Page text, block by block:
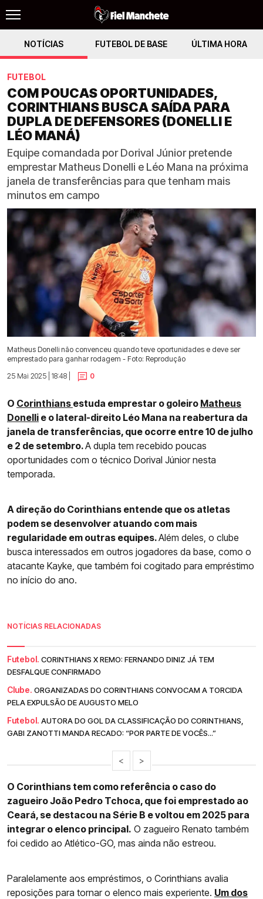
NOTÍCIAS FUTEBOL DE BASE ÚLTIMA HORA
FUTEBOL
COM POUCAS OPORTUNIDADES,
CORINTHIANS BUSCA SAÍDA PARA
DUPLA DE DEFENSORES (DONELLI E
LÉO MANÁ)
Equipe comandada por Dorival Júnior pretende
emprestar Matheus Donelli e Léo Mana na próxima
janela de transferências para que tenham mais
minutos em campo
Matheus Donelli não convenceu quando teve oportunidades e deve ser
emprestado para ganhar rodagem - Foto: Reprodução
25 Mai 2025 | 18:48 |
0
O Corinthians estuda emprestar o goleiro Matheus
Donelli e o lateral-direito Léo Mana na reabertura da
janela de transferências, que ocorre entre 10 de julho
e 2 de setembro.A dupla tem recebido poucas
oportunidades com o técnico Dorival Júnior nesta
temporada.
A direção do Corinthians entende que os atletas
podem se desenvolver atuando com mais
regularidade em outras equipes.Além deles, o clube
busca interessados em outros jogadores da base, como o
atacante Kayke, que também foi cogitado para empréstimo
no início do ano.
NOTÍCIAS RELACIONADAS
Futebol. CORINTHIANS X REMO: FERNANDO DINIZ JÁ TEM
DESFALQUE CONFIRMADO
Clube. ORGANIZADAS DO CORINTHIANS CONVOCAM A TORCIDA
PELA EXPULSÃO DE AUGUSTO MELO
Futebol. AUTORA DO GOL DA CLASSIFICAÇÃO DO CORINTHIANS,
GABI ZANOTTI MANDA RECADO: “POR PARTE DE VOCÊS...”
< >
O Corinthians tem como referência o caso do
zagueiro João Pedro Tchoca, que foi emprestado ao
Ceará, se destacou na Série B e voltou em 2025 para
integrar o elenco principal. O zagueiro Renato também
foi cedido ao Atlético-GO, mas ainda não estreou.
Paralelamente aos empréstimos, o Corinthians avalia
reposições para tornar o elenco mais experiente. Um dos